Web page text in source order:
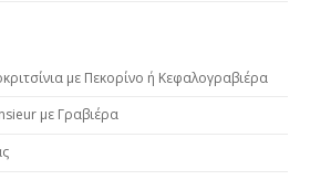
με Πεκορίνο ή Κεφαλογραβιέρα
με Γραβιέρα